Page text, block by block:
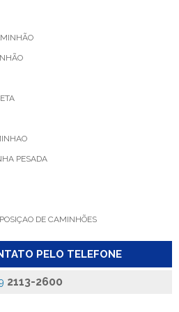
PESADA
DE CAMINHÕES
PELO TELEFONE
2113-2600